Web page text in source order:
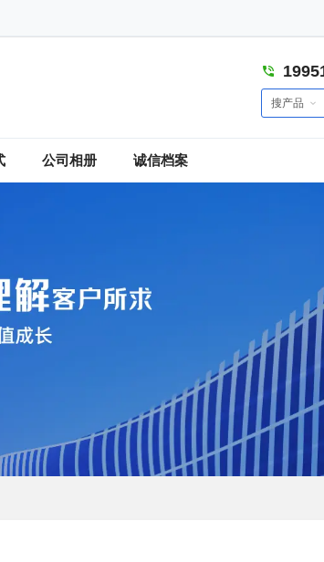
搜产品
公司相册 诚信档案